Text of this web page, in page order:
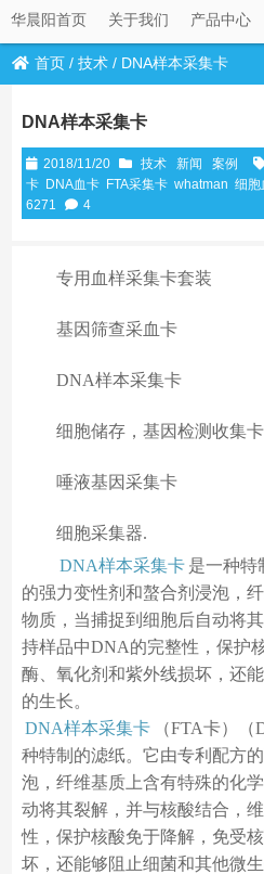
华晨阳首页 关于我们 产品中心
首页 /技术 / DNA样本采集卡
DNA样本采集卡
2018/11/20 技术 新闻 案例
卡 DNA血卡 FTA采集卡 whatman 细胞
6271
4
专用血样采集卡套装
基因筛查采血卡
DNA样本采集卡
细胞储存，基因检测收集卡
唾液基因采集卡
细胞采集器.
DNA样本采集卡 是一种特
的强力变性剂和螯合剂浸泡，
物质，当捕捉到细胞后自动将
持样品中DNA的完整性，保护
酶、氧化剂和紫外线损坏，还
的生长。
DNA样本采集卡
（FTA卡）
种特制的滤纸。它由专利配方
泡，纤维基质上含有特殊的化
动将其裂解，并与核酸结合，
性，保护核酸免于降解，免受
坏，还能够阻止细菌和其他微生